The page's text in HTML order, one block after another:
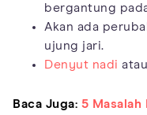
bergantung
Akan ada
ujung jari.
Denyut nadi atau
Baca Juga: 5 Masalah